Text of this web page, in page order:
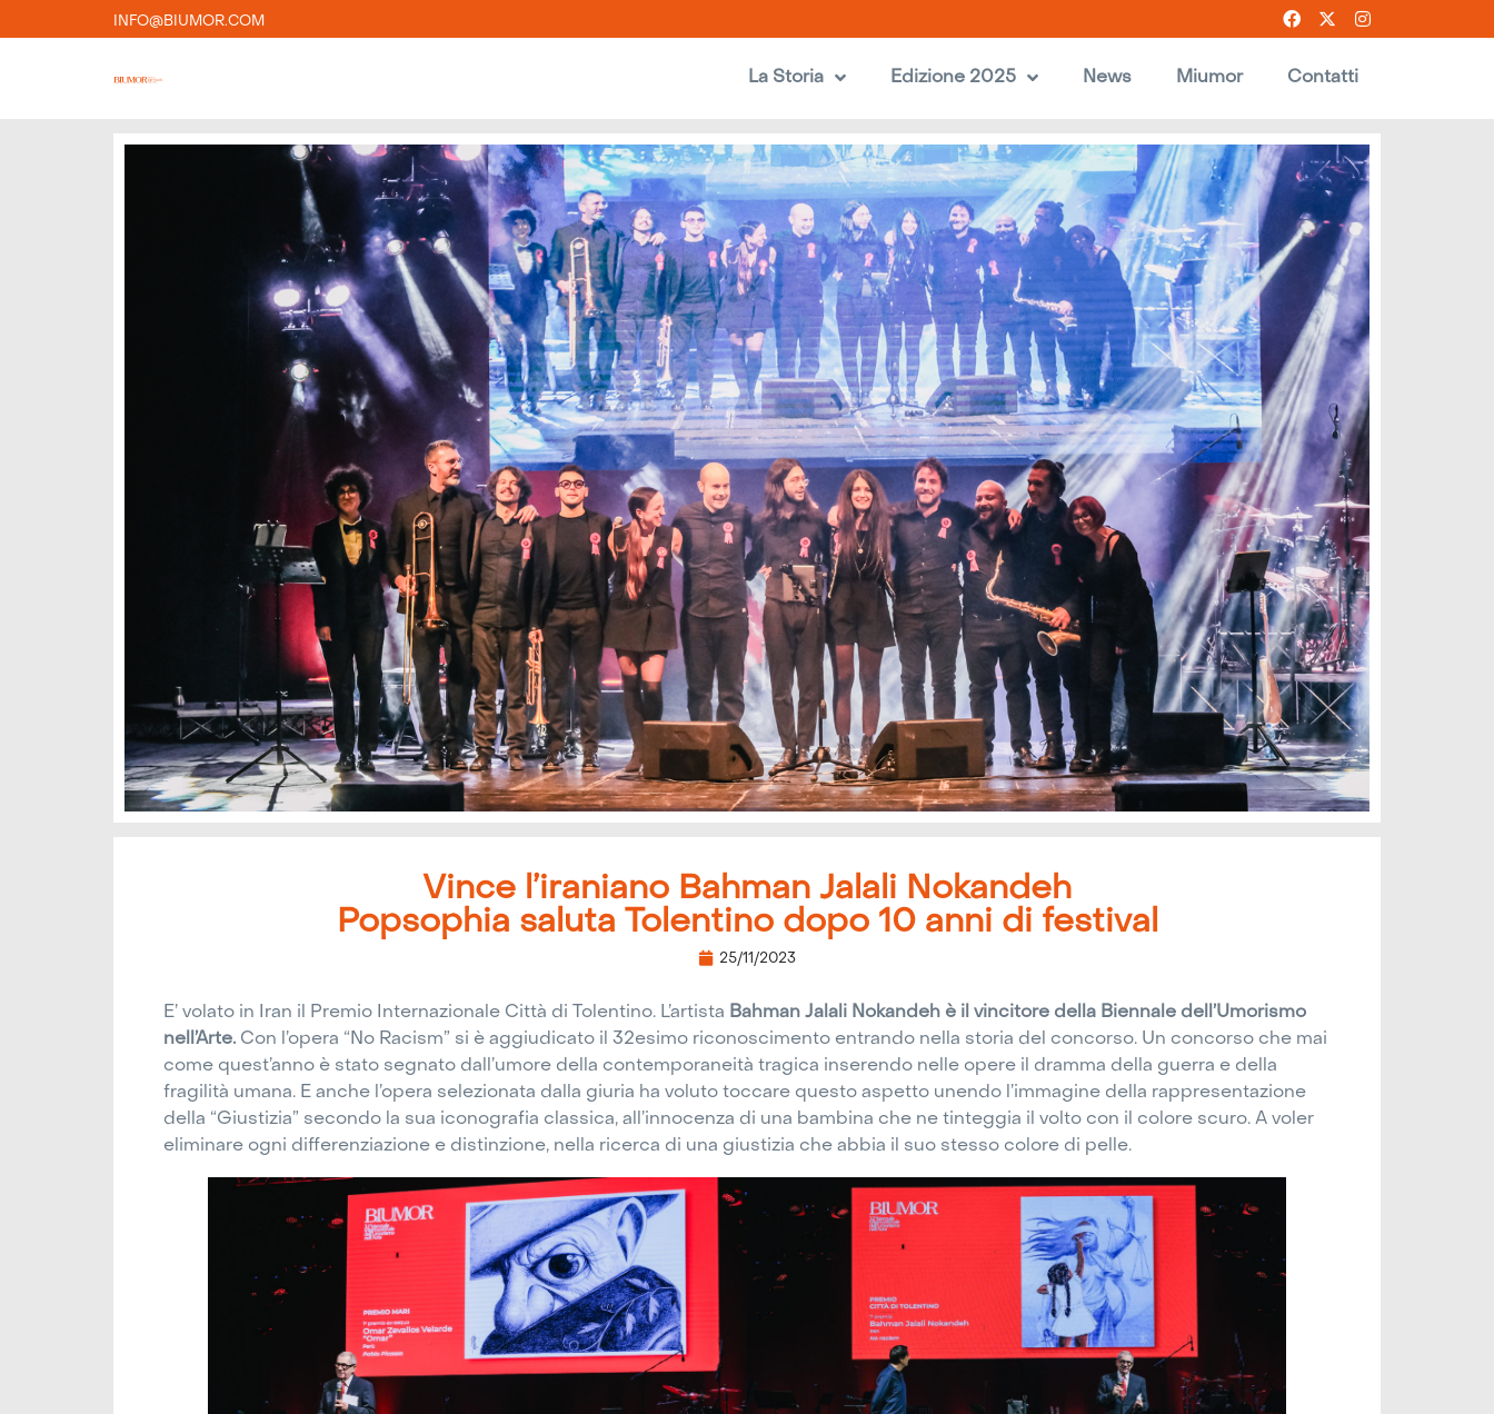
INFO@BIUMOR.COM
La Storia Edizione 2025 News Miumor Contatti
Vince l’iraniano Bahman Jalali Nokandeh
Popsophia saluta Tolentino dopo 10 anni di festival
25/11/2023
E’ volato in Iran il Premio Internazionale Città di Tolentino. L’artista Bahman Jalali Nokandeh è il vincitore della Biennale dell’Umorismo
nell’Arte. Con l’opera “No Racism” si è aggiudicato il 32esimo riconoscimento entrando nella storia del concorso. Un concorso che mai
come quest’anno è stato segnato dall’umore della contemporaneità tragica inserendo nelle opere il dramma della guerra e della
fragilità umana. E anche l’opera selezionata dalla giuria ha voluto toccare questo aspetto unendo l’immagine della rappresentazione
della “Giustizia” secondo la sua iconografia classica, all’innocenza di una bambina che ne tinteggia il volto con il colore scuro. A voler
eliminare ogni differenziazione e distinzione, nella ricerca di una giustizia che abbia il suo stesso colore di pelle.